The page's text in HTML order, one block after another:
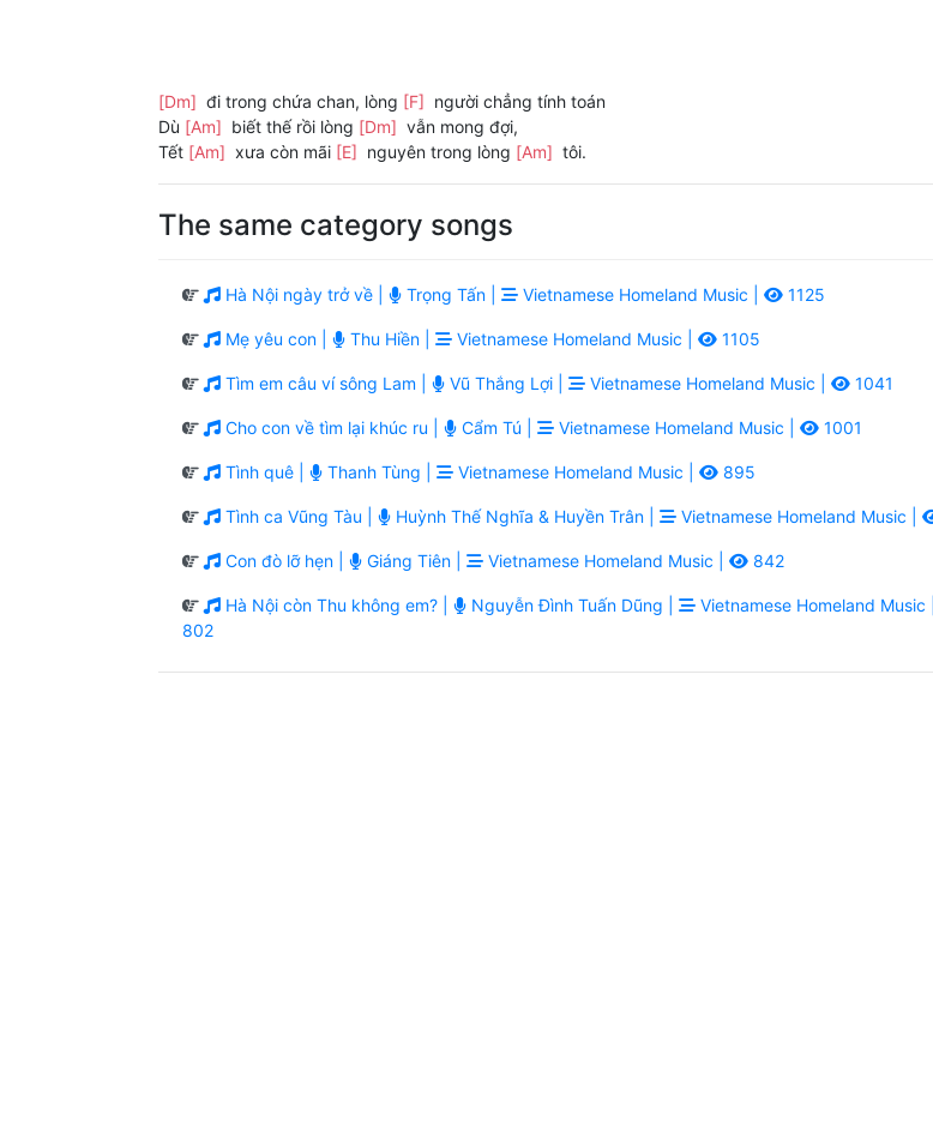
[Dm] đi trong chứa chan, lòng [F] người chẳng tính toán
Dù [Am] biết thế rồi lòng [Dm] vẫn mong đợi,
Tết [Am] xưa còn mãi [E] nguyên trong lòng [Am] tôi.
The same category songs
Hà Nội ngày trở về | Trọng Tấn | Vietnamese Homeland Music | 1125
Mẹ yêu con | Thu Hiền | Vietnamese Homeland Music | 1105
Tìm em câu ví sông Lam | Vũ Thắng Lợi | Vietnamese Homeland Music | 1041
Cho con về tìm lại khúc ru | Cẩm Tú | Vietnamese Homeland Music | 1001
Tình quê | Thanh Tùng | Vietnamese Homeland Music | 895
Tình ca Vũng Tàu | Huỳnh Thế Nghĩa & Huyền Trân | Vietnamese Homeland Music |
Con đò lỡ hẹn | Giáng Tiên | Vietnamese Homeland Music | 842
Hà Nội còn Thu không em? | Nguyễn Đình Tuấn Dũng |
Vietnamese Homeland Music |
802